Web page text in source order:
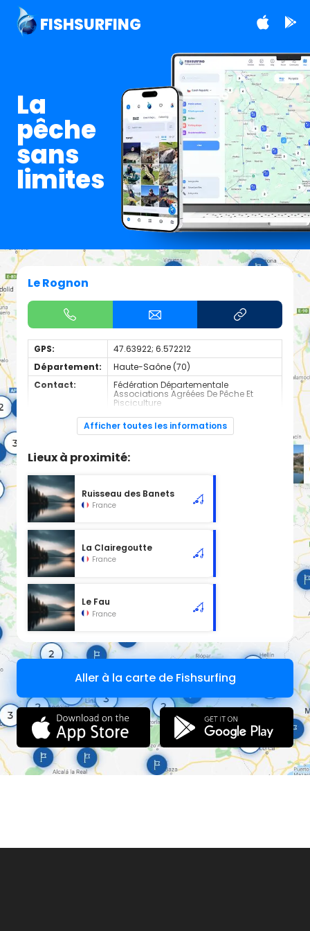
FISHSURFING
La
pêche
sans
limites
Le Rognon
GPS:
47.63922; 6.572212
Département:
Haute-Saône (70)
Contact:
Fédération Départementale
Associations Agréées De Pêche Et
Pisciculture
Espèces de
poissons:
Truite
Cours d'eau d'une longueur de 29.47 km classé en 1ère
catégorie piscicole à cet emplacement.
Afficher toutes les informations
Lieux à proximité:
Ruisseau des Banets
France
La Clairegoutte
France
Le Fau
France
Aller à la carte de Fishsurfing